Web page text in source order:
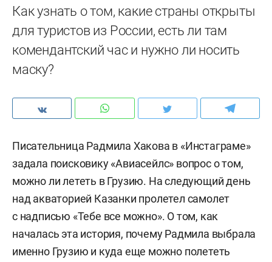
Как узнать о том, какие страны открыты
для туристов из России, есть ли там
комендантский час и нужно ли носить
маску?
Писательница Радмила Хакова в «Инстаграме»
задала поисковику «Авиасейлс» вопрос о том,
можно ли лететь в Грузию. На следующий день
над акваторией Казанки пролетел самолет
с надписью «Тебе все можно». О том, как
началась эта история, почему Радмила выбрала
именно Грузию и куда еще можно полететь